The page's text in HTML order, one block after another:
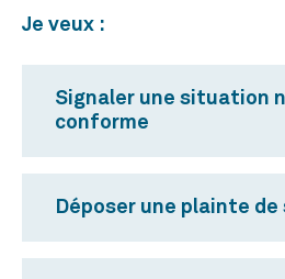
Je veux :
Signaler une situation
conforme
Déposer une plainte de